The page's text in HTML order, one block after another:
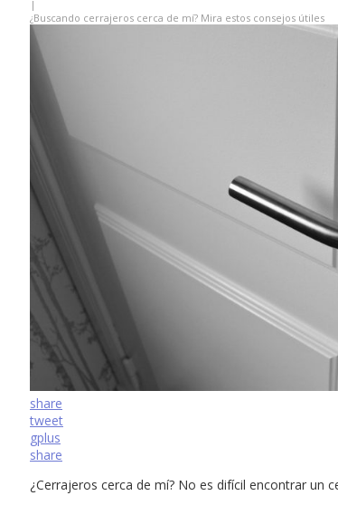
|
¿Buscando cerrajeros cerca de mí? Mira estos consejos útiles
share
tweet
gplus
share
¿Cerrajeros cerca de mí? No es difícil encontrar un